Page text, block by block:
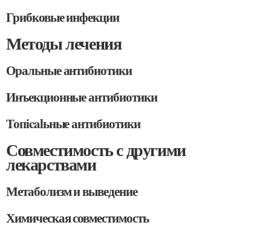
Грибковые инфекции
Методы лечения
Оральные антибиотики
Инъекционные антибиотики
Топicalьные антибиотики
Совместимость с другими
лекарствами
Метаболизм и выведение
Химическая совместимость